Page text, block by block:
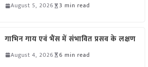
August 5, 2026 3 min read
गाभिन गाय एवं भैंस में संभावित प्रसव के लक्षण
August 4, 2026 6 min read